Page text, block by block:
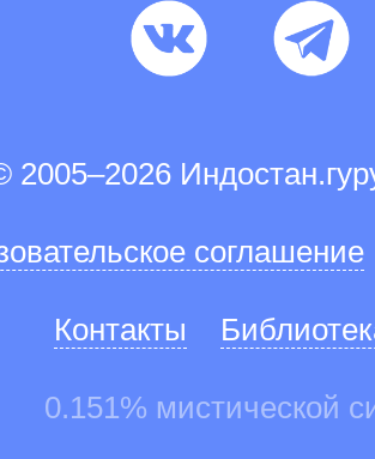
2005–2026
соглашение
Контакты
0.151% мистической